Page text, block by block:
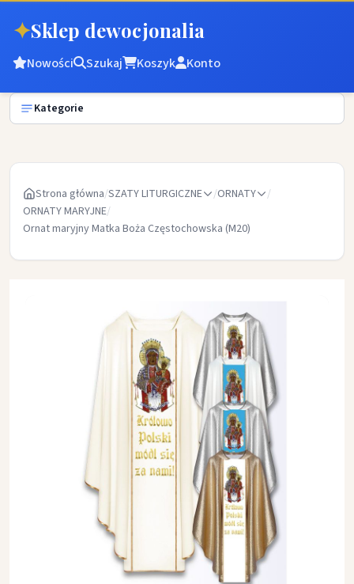
✦Sklep dewocjonalia
Nowości Szukaj Koszyk Konto
Kategorie
Strona główna/SZATY LITURGICZNE /ORNATY
/
ORNATY MARYJNE/
Ornat maryjny Matka Boża Częstochowska (M20)